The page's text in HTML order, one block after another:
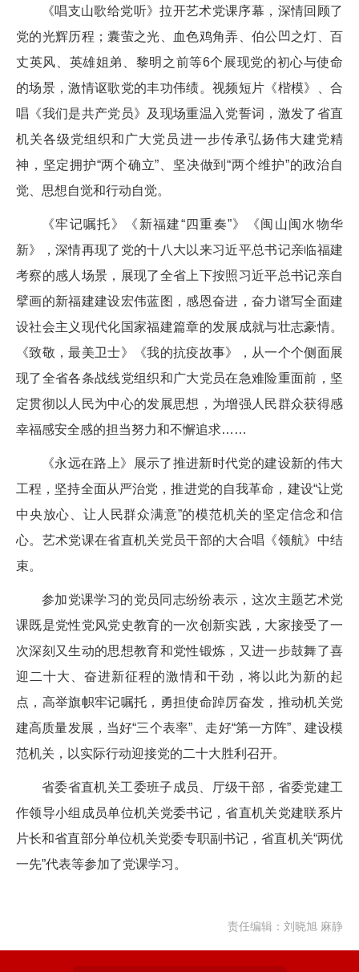
《唱支山歌给党听》拉开艺术党课序幕，深情回顾了
党的光辉历程；囊萤之光、血色鸡角弄、伯公凹之灯、百
丈英风、英雄姐弟、黎明之前等6个展现党的初心与使命
的场景，激情讴歌党的丰功伟绩。视频短片《楷模》、合
唱《我们是共产党员》及现场重温入党誓词，激发了省直
机关各级党组织和广大党员进一步传承弘扬伟大建党精
神，坚定拥护“两个确立”、坚决做到“两个维护”的政治自
觉、思想自觉和行动自觉。
《牢记嘱托》《新福建“四重奏”》《闽山闽水物华
新》，深情再现了党的十八大以来习近平总书记亲临福建
考察的感人场景，展现了全省上下按照习近平总书记亲自
擘画的新福建建设宏伟蓝图，感恩奋进，奋力谱写全面建
设社会主义现代化国家福建篇章的发展成就与壮志豪情。
《致敬，最美卫士》《我的抗疫故事》，从一个个侧面展
现了全省各条战线党组织和广大党员在急难险重面前，坚
定贯彻以人民为中心的发展思想，为增强人民群众获得感
幸福感安全感的担当努力和不懈追求……
《永远在路上》展示了推进新时代党的建设新的伟大
工程，坚持全面从严治党，推进党的自我革命，建设“让党
中央放心、让人民群众满意”的模范机关的坚定信念和信
心。艺术党课在省直机关党员干部的大合唱《领航》中结
束。
参加党课学习的党员同志纷纷表示，这次主题艺术党
课既是党性党风党史教育的一次创新实践，大家接受了一
次深刻又生动的思想教育和党性锻炼，又进一步鼓舞了喜
迎二十大、奋进新征程的激情和干劲，将以此为新的起
点，高举旗帜牢记嘱托，勇担使命踔厉奋发，推动机关党
建高质量发展，当好“三个表率”、走好“第一方阵”、建设模
范机关，以实际行动迎接党的二十大胜利召开。
省委省直机关工委班子成员、厅级干部，省委党建工
作领导小组成员单位机关党委书记，省直机关党建联系片
片长和省直部分单位机关党委专职副书记，省直机关“两优
一先”代表等参加了党课学习。
责任编辑：刘晓旭 麻静